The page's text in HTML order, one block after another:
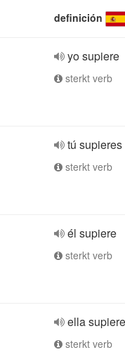
definición
yo supiere
sterkt verb
tú supieres
sterkt verb
él supiere
sterkt verb
ella supiere
sterkt verb